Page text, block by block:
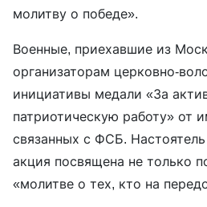
молитву о победе».
Военные, приехавшие из
организаторам церковно-
инициативы медали «За
патриотическую работу» от
связанных с ФСБ. Настоятель
акция посвящена не только
«молитве о тех, кто на